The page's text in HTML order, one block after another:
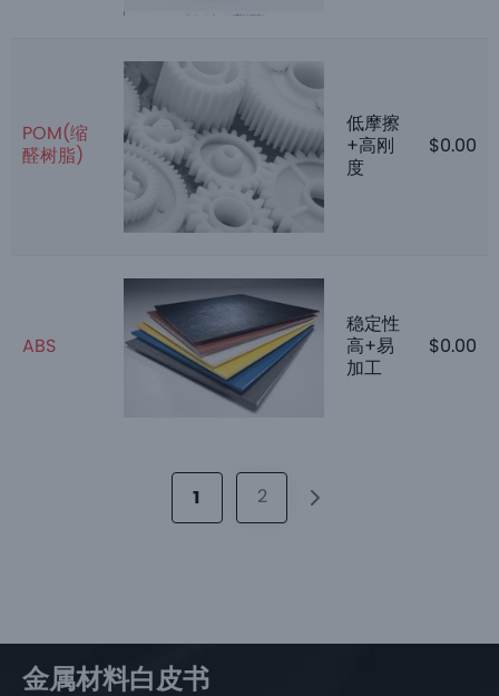
POM(缩
醛树脂)
低摩擦
+高刚
度
$0.00
ABS
稳定性
高+易
加工
$0.00
1 2
金属材料白皮书